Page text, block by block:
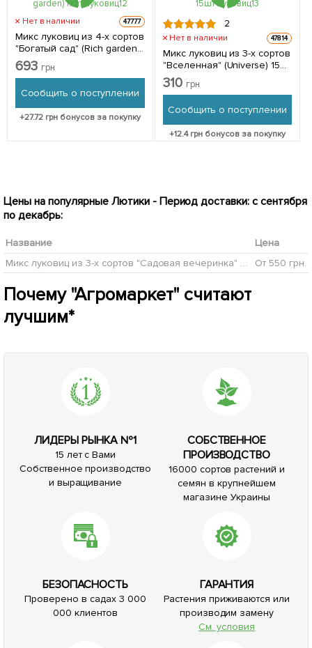
Нет в наличии 47777
Микс луковиц из 4-х сортов
"Богатый сад" (Rich garden)
11шт луковиц
693 грн
Сообщить о поступлении
+27.72грн бонусов за покупку
2
Нет в наличии 47814
Микс луковиц из 3-х сортов
"Вселенная" (Universe) 15шт
луковиц
310 грн
Сообщить о поступлении
+12.4грн бонусов за покупку
Цены на популярные Лютики - Период доставки: с сентября
по декабрь:
Название
Цена
Микс луковиц из 3-х сортов "Садовая вечеринка" (Garden party) 11шт луковиц
От 550 грн.
Почему "Агромаркет" считают
лучшим*
ЛИДЕРЫ РЫНКА №1
15 лет с Вами
Собственное производство
и выращивание
СОБСТВЕННОЕ
ПРОИЗВОДСТВО
16000 сортов растений и
семян в крупнейшем
магазине Украины
БЕЗОПАСНОСТЬ
Проверено в садах 3 000
000 клиентов
ГАРАНТИЯ
Растения приживаются или
производим замену
См. условия